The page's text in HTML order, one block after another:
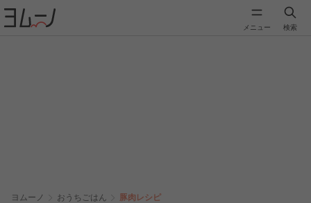
メニュー 検索
ヨムーノ おうちごはん 豚肉レシピ